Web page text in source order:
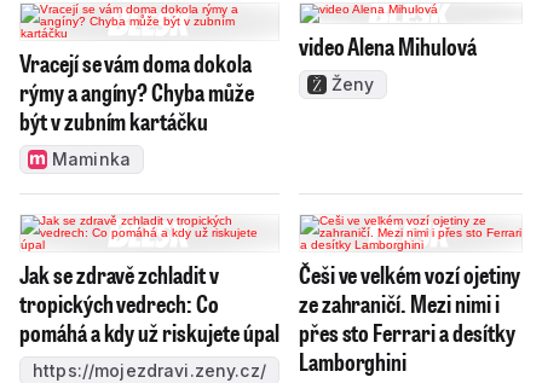
Vracejí se vám doma dokola
rýmy a angíny? Chyba může
být v zubním kartáčku
Maminka
video Alena Mihulová
Ženy
Jak se zdravě zchladit v
tropických vedrech: Co
pomáhá a kdy už riskujete úpal
https://mojezdravi.zeny.cz/
Češi ve velkém vozí ojetiny
ze zahraničí. Mezi nimi i
přes sto Ferrari a desítky
Lamborghini